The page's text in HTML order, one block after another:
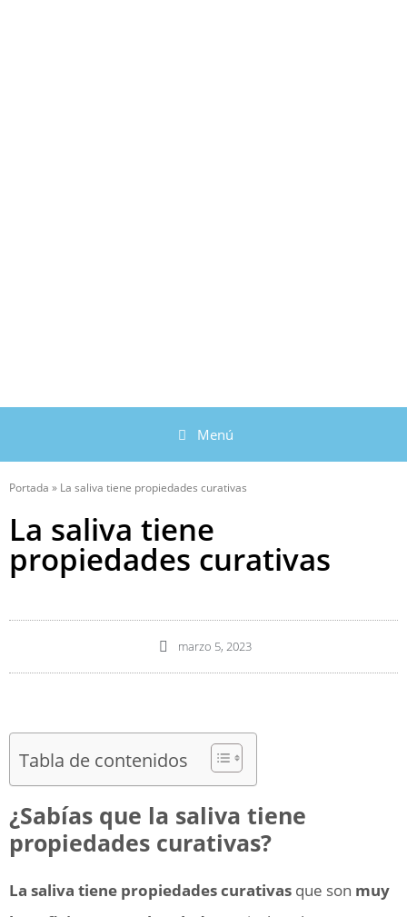
Menú
Portada » La saliva tiene propiedades curativas
La saliva tiene
propiedades curativas
marzo 5, 2023
Tabla de contenidos
¿Sabías que la saliva tiene
propiedades curativas?
La saliva tiene propiedades curativas que son muy